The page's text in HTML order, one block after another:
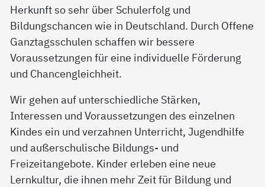
Herkunft so sehr über Schulerfolg und
Bildungschancen wie in Deutschland. Durch Offene
Ganztagsschulen schaffen wir bessere
Voraussetzungen für eine individuelle Förderung
und Chancengleichheit.
Wir gehen auf unterschiedliche Stärken,
Interessen und Voraussetzungen des einzelnen
Kindes ein und verzahnen Unterricht, Jugendhilfe
und außerschulische Bildungs- und
Freizeitangebote. Kinder erleben eine neue
Lernkultur, die ihnen mehr Zeit für Bildung und